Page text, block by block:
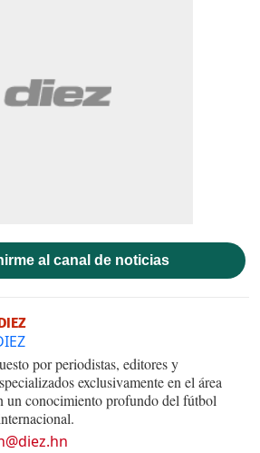
al canal de noticias
por periodistas, editores y
exclusivamente en el área
un conocimiento profundo del fútbol